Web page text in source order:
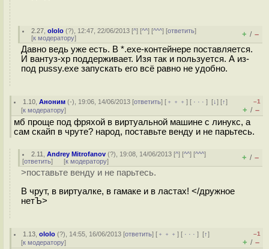
2.27 ,ololo (?), 12:47, 22/06/2013 [^] [^^] [^^^] [ответить]
[к модератору] + / –
Давно ведь уже есть. В *.ехе-контейнере поставляется.
И вантуз-хр поддерживает. Изя так и пользуется. А из-
под pussy.exe запускать его всё равно не удобно.
1.10 ,Аноним (-), 19:06, 14/06/2013 [ответить] [ ﹢﹢﹢] [ · · ·][↓] [↑]
[к модератору]
–1
+ / –
мб проще под фряхой в виртуальной машине с линукс, а
сам скайп в чруте? народ, поставьте венду и не парьтесь.
2.11 ,Andrey Mitrofanov (?), 19:08, 14/06/2013 [^] [^^] [^^^]
[ответить] [к модератору] + / –
>поставьте венду и не парьтесь.
В чрут, в виртуалке, в гамаке и в ластах! </дружное
нетЪ>
1.13 ,ololo (?), 14:55, 16/06/2013 [ответить] [ ﹢﹢﹢] [ · · ·][↑]
[к модератору]
–1
+ / –